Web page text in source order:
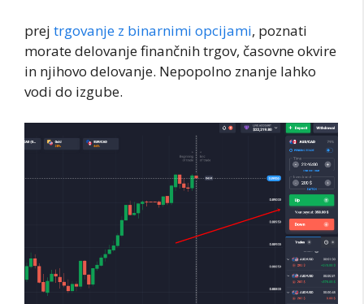
prej trgovanje z binarnimi opcijami, poznati
morate delovanje finančnih trgov, časovne okvire
in njihovo delovanje. Nepopolno znanje lahko
vodi do izgube.